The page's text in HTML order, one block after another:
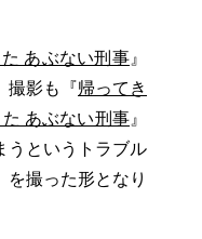
あぶない刑事』
撮影も『帰ってき
あぶない刑事』
うというトラブル
撮った形となり